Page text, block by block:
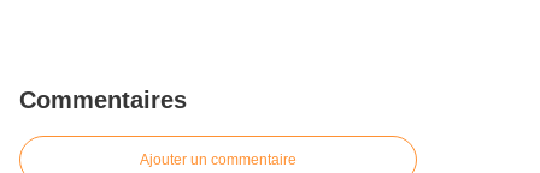
Commentaires
Ajouter un commentaire